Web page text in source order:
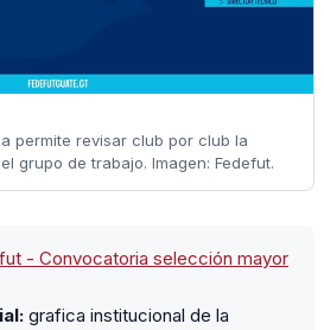
permite revisar club por club la
grupo de trabajo. Imagen: Fedefut.
- Convocatoria selección mayor
grafica institucional de la